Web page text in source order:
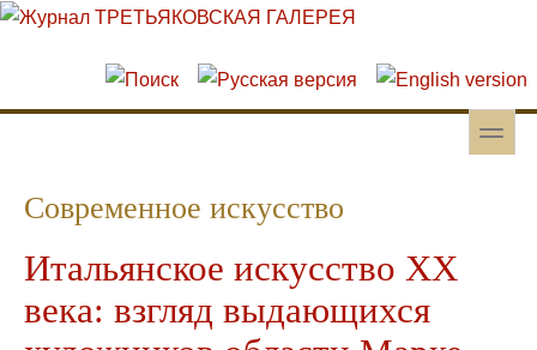
Перейти к основному содержанию
Skip to search
toggle
Современное искусство
Итальянское искусство ХХ
века: взгляд выдающихся